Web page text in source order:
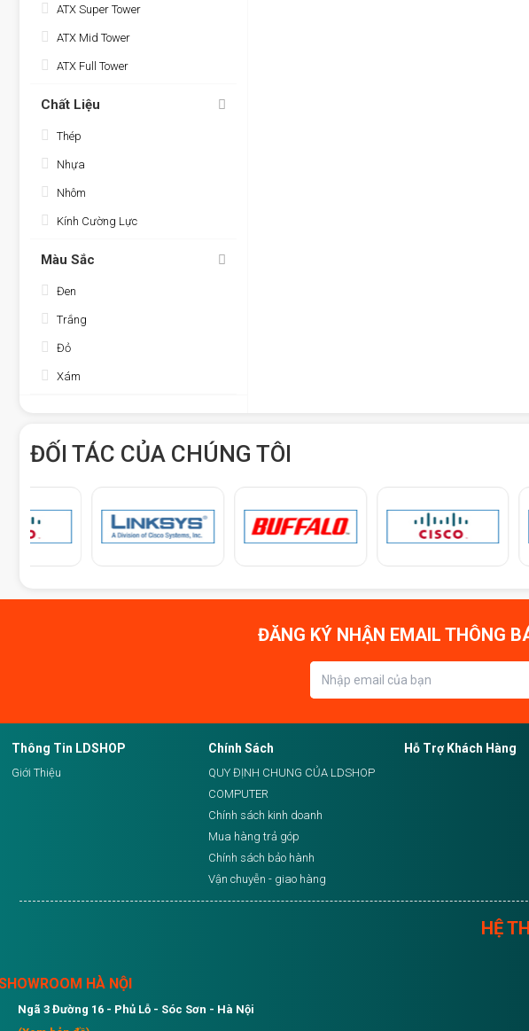
ATX Super Tower
ATX Mid Tower
ATX Full Tower
Chất Liệu
Thép
Nhựa
Nhôm
Kính Cường Lực
Màu Sắc
Đen
Trắng
Đỏ
Xám
ĐỐI TÁC CỦA CHÚNG TÔI
ĐĂNG KÝ NHẬN EMAIL THÔNG
Thông Tin LDSHOP
Giới Thiệu
Chính Sách
QUY ĐỊNH CHUNG CỦA LDSHOP
COMPUTER
Chính sách kinh doanh
Mua hàng trả góp
Chính sách bảo hành
Vận chuyễn - giao hàng
Hỗ Trợ Khách Hàng
HỆ
HÀ NỘI
Ngã 3 Đường 16 - Phủ Lỗ - Sóc Sơn - Hà Nội